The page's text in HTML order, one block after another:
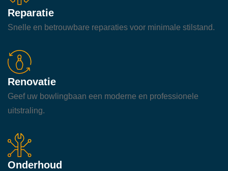
Reparatie
Snelle en betrouwbare reparaties voor minimale stilstand.
Renovatie
Geef uw bowlingbaan een moderne en professionele
uitstraling.
Onderhoud